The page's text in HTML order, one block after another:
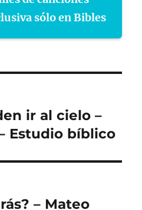
sólo en Bibles
ir al cielo –
Estudio bíblico
– Mateo